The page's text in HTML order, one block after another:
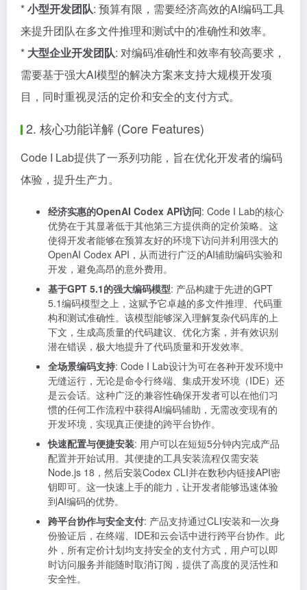
*小型开发团队: 预算有限，需要经济高效的AI编码工具
来提升团队在多文件推理和测试中的准确性和效率。
* 大型企业开发团队: 对编码准确性和效率有较高要求，
需要基于强大AI模型的解决方案来支持大规模开发项
目，同时重视灵活的定价和安全的支付方式。
2. 核心功能详解 (Core Features)
Code I Lab提供了一系列功能，旨在优化开发者的编码
体验，提升生产力。
经济实惠的OpenAI Codex API访问: Code I Lab的核心
优势在于其显著低于其他第三方提供商的定价策略。这
使得开发者能够在预算友好的环境下访问并利用强大的
OpenAI Codex API，从而进行广泛的AI辅助编码实验和
开发，避免高昂的意外费用。
基于GPT 5.1的强大编码模型: 产品构建于先进的GPT
5.1编码模型之上，这赋予它卓越的多文件推理、代码重
构和测试准确性。该模型能够深入理解复杂代码库的上
下文，生成高质量的代码建议、优化方案，并有效识别
潜在错误，极大地提升了代码质量和开发效率。
全场景编码支持: Code I Lab设计为可在各种开发环境中
无缝运行，无论是命令行终端、集成开发环境（IDE）还
是云会话。这种广泛的兼容性确保开发者可以在他们习
惯的任何工作流程中获得AI编码辅助，无需改变现有的
开发环境，实现真正便捷的跨平台协作。
快速配置与便捷安装: 用户可以在短短5分钟内完成产品
配置并开始试用。其便捷的工具安装流程仅需安装
Node.js 18，然后安装Codex CLI并在数秒内链接API密
钥即可。这一快速上手的能力，让开发者能够迅速体验
到AI编码的优势。
跨平台协作与安全支付: 产品支持通过CLI安装和一次身
份验证后，在终端、IDE和云会话中进行跨平台协作。此
外，所有定价计划均支持安全的支付方式，用户可以即
时访问服务并能随时取消订阅，提供了高度的灵活性和
安全性。